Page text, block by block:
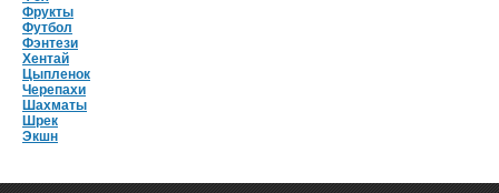
Фрукты
Футбол
Фэнтези
Хентай
Цыпленок
Черепахи
Шахматы
Шрек
Экшн